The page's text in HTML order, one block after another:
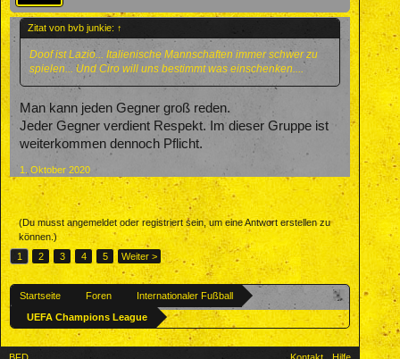
Zitat von bvb junkie: ↑
Doof ist Lazio... Italienische Mannschaften immer schwer zu
spielen... Und Ciro will uns bestimmt was einschenken....
Man kann jeden Gegner groß reden.
Jeder Gegner verdient Respekt. Im dieser Gruppe ist
weiterkommen dennoch Pflicht.
1. Oktober 2020
(Du musst angemeldet oder registriert sein, um eine Antwort erstellen zu
können.)
1
2 3 4 5 Weiter >
Startseite Foren
Internationaler Fußball
UEFA Champions League